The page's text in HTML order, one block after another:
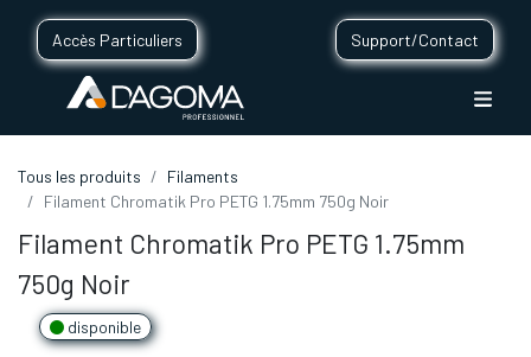
Accès Particuliers Support/Contact
Tous les produits
Filaments
Filament Chromatik Pro PETG 1.75mm 750g Noir
Filament Chromatik Pro PETG 1.75mm
750g Noir
disponible